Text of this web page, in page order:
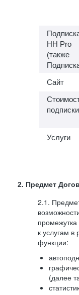
HH Pro
(также
Сайт
подписки
Услуги
2. Предмет
2.1.
к услугам
функции:
(далее